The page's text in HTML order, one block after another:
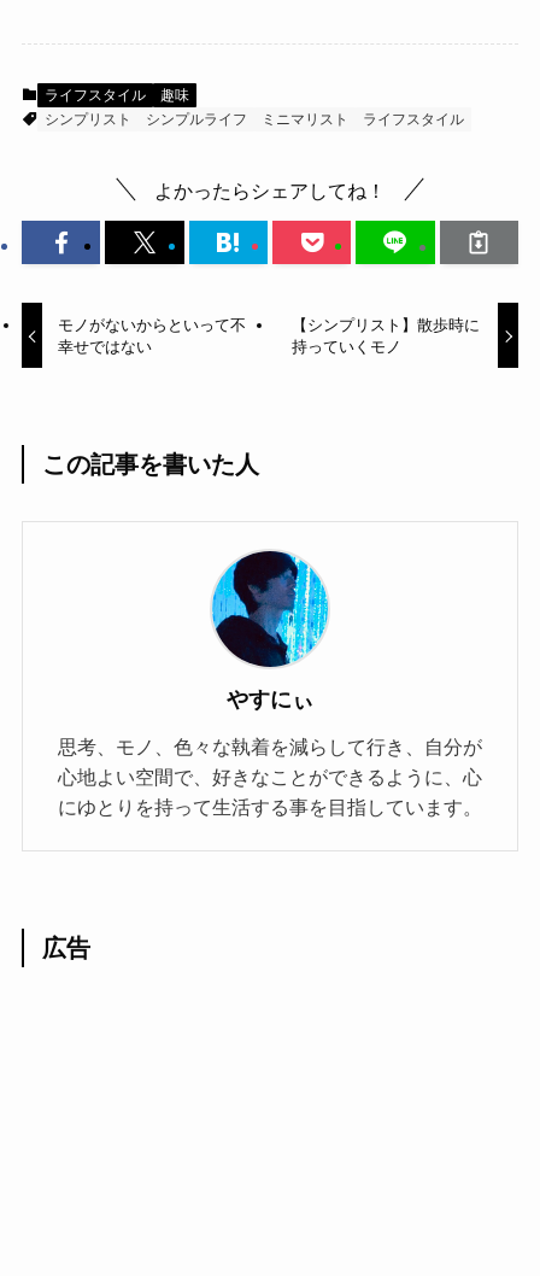
ライフスタイル
趣味
シンプリスト
シンプルライフ ミニマリスト ライフスタイル
よかったらシェアしてね！
モノがないからといって不
幸せではない
【シンプリスト】散歩時に
持っていくモノ
この記事を書いた人
やすにぃ
思考、モノ、色々な執着を減らして行き、自分が
心地よい空間で、好きなことができるように、心
にゆとりを持って生活する事を目指しています。
広告